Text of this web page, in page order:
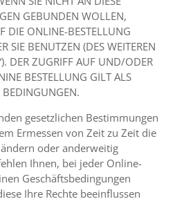
GEBUNDEN WOLLEN,
DIE ONLINE-BESTELLUNG
SIE BENUTZEN (DES WEITEREN
DER ZUGRIFF AUF UND/ODER
BESTELLUNG GILT ALS
BEDINGUNGEN.
gesetzlichen Bestimmungen
Ermessen von Zeit zu Zeit die
oder anderweitig
Ihnen, bei jeder Online-
Geschäftsbedingungen
Ihre Rechte beeinflussen